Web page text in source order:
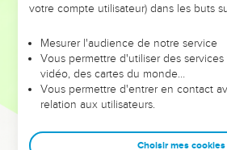
leur foi ou leur vision. Mais on voit moins
et les saisons difficiles qu'ils ont
sont elles qui les ont
Dans cette conférence, leaders,
clés pour avancer avec plus de
votre compte utilisateur) dans les buts
Mesurer l'audience de notre service
Vous permettre d'utiliser des
vidéo, des cartes du monde…
Vous permettre d'entrer en contact
relation aux utilisateurs.
Choisir mes cookies